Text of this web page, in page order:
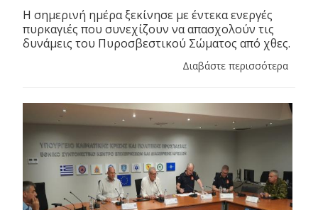
Η σημερινή ημέρα ξεκίνησε με έντεκα ενεργές
πυρκαγιές που συνεχίζουν να απασχολούν τις
δυνάμεις του Πυροσβεστικού Σώματος από χθες.
Διαβάστε περισσότερα